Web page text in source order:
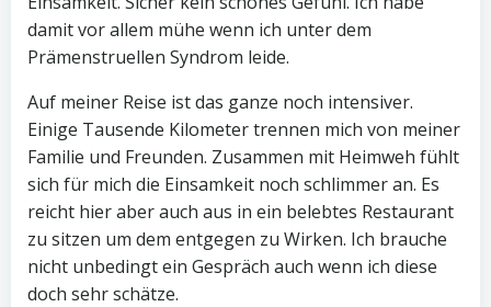
damit vor allem mühe wenn ich unter dem
Prämenstruellen Syndrom leide.
Auf meiner Reise ist das ganze noch intensiver.
Einige Tausende Kilometer trennen mich von meiner
Familie und Freunden. Zusammen mit Heimweh fühlt
sich für mich die Einsamkeit noch schlimmer an. Es
reicht hier aber auch aus in ein belebtes Restaurant
zu sitzen um dem entgegen zu Wirken. Ich brauche
nicht unbedingt ein Gespräch auch wenn ich diese
doch sehr schätze.